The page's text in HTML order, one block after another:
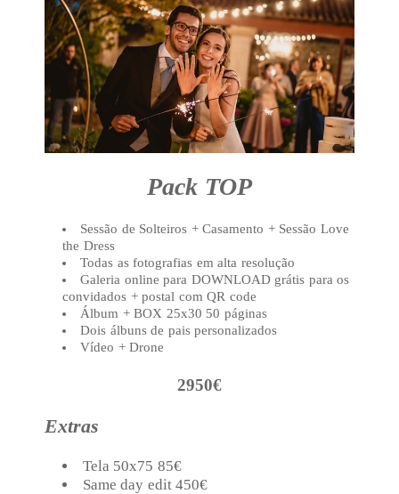
Pack TOP
Sessão de Solteiros + Casamento + Sessão Love
the Dress
Todas as fotografias em alta resolução
Galeria online para DOWNLOAD grátis para os
convidados + postal com QR code
Álbum + BOX 25x30 50 páginas
Dois álbuns de pais personalizados
Vídeo + Drone
2950€
Extras
Tela 50x75 85€
Same day edit 450€